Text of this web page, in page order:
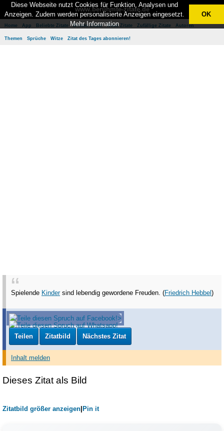
www.berühmte-zitate.de
Home App Beliebte Zitate Besten Zitate Neue Zitate Zufällige Zitate Autoren
Themen Sprüche Witze Zitat des Tages abonnieren!
Spielende Kindersind lebendig gewordene Freuden. (Friedrich Hebbel )
Teilen Zitatbild Nächstes Zitat
Inhalt melden
Dieses Zitat als Bild
Zitatbild größer anzeigen Pin it
Diese Webseite nutzt Cookies für Funktion, Analysen und
Anzeigen. Zudem werden personalisierte Anzeigen eingesetzt.
Mehr Information
OK